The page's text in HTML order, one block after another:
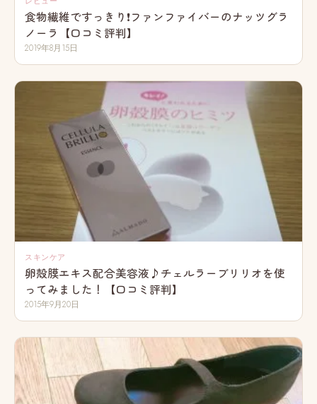
食物繊維ですっきり❗ファンファイバーのナッツグラ
ノーラ【口コミ評判】
2019年8月15日
スキンケア
卵殻膜エキス配合美容液♪チェルラーブリリオを使
ってみました！【口コミ評判】
2015年9月20日